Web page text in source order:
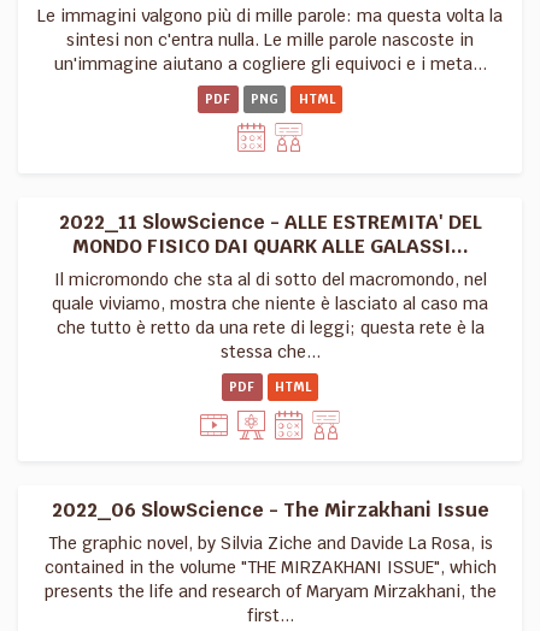
Le immagini valgono più di mille parole: ma questa volta la
sintesi non c'entra nulla. Le mille parole nascoste in
un'immagine aiutano a cogliere gli equivoci e i meta...
PDF PNG HTML
2022_11 SlowScience - ALLE ESTREMITA' DEL
MONDO FISICO DAI QUARK ALLE GALASSI...
Il micromondo che sta al di sotto del macromondo, nel
quale viviamo, mostra che niente è lasciato al caso ma
che tutto è retto da una rete di leggi; questa rete è la
stessa che...
PDF HTML
2022_06 SlowScience - The Mirzakhani Issue
The graphic novel, by Silvia Ziche and Davide La Rosa, is
contained in the volume "THE MIRZAKHANI ISSUE", which
presents the life and research of Maryam Mirzakhani, the
first...